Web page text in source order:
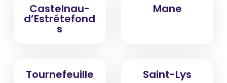
Castelnau-
d’Estrétefond
s
Mane
Tournefeuille Saint-Lys